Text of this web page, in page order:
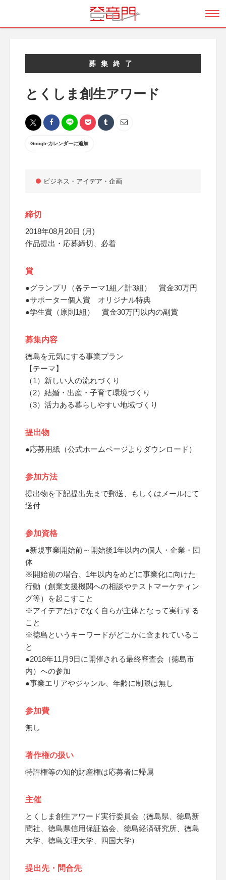
募集終了
とくしま創生アワード
Googleカレンダーに追加
ビジネス・アイデア・企画
締切
2018年08月20日 (月)
作品提出・応募締切、必着
賞
●グランプリ（各テーマ1組／計3組） 賞金30万円
●サポーター個人賞 オリジナル特典
●学生賞（原則1組） 賞金30万円以内の副賞
募集内容
徳島を元気にする事業プラン
【テーマ】
（1）新しい人の流れづくり
（2）結婚・出産・子育て環境づくり
（3）活力ある暮らしやすい地域づくり
提出物
●応募用紙（公式ホームページよりダウンロード）
参加方法
提出物を下記提出先まで郵送、もしくはメールにて
送付
参加資格
●新規事業開始前～開始後1年以内の個人・企業・団
体
※開始前の場合、1年以内をめどに事業化に向けた
行動（創業支援機関への相談やテストマーケティン
グ等）を起こすこと
※アイデアだけでなく自らが主体となって実行する
こと
※徳島というキーワードがどこかに含まれているこ
と
●2018年11月9日に開催される最終審査会（徳島市
内）への参加
●事業エリアやジャンル、年齢に制限は無し
参加費
無し
著作権の扱い
特許権等の知的財産権は応募者に帰属
主催
とくしま創生アワード実行委員会（徳島県、徳島新
聞社、徳島県信用保証協会、徳島経済研究所、徳島
大学、徳島文理大学、四国大学）
提出先・問合先